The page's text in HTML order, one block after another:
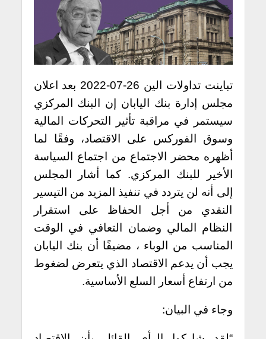
تباينت تداولات الين 26-07-2022 بعد اعلان
مجلس إدارة بنك اليابان إن البنك المركزي
سيستمر في مراقبة تأثير التحركات المالية
وسوق الفوركس على الاقتصاد، وفقًا لما
أظهره محضر الاجتماع من اجتماع السياسة
الأخير للبنك المركزي. كما أشار المجلس
إلى أنه لن يتردد في تنفيذ المزيد من التيسير
النقدي من أجل الحفاظ على استقرار
النظام المالي وضمان التعافي في الوقت
المناسب من الوباء ، مضيفًا أن بنك اليابان
يجب أن يدعم الاقتصاد الذي يتعرض لضغوط
من ارتفاع أسعار السلع الأساسية.
وجاء في البيان: